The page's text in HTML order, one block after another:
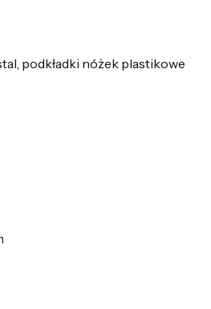
podkładki nóżek plastikowe